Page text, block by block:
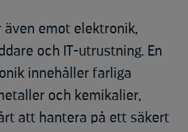
även emot elektronik,
och IT-utrustning. En
innehåller farliga
och kemikalier,
att hantera på ett säkert